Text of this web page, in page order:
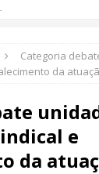
Categoria
da
e
da